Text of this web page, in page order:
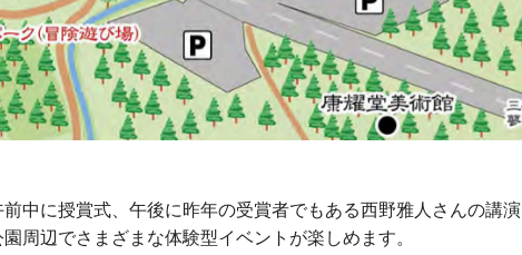
中に授賞式、午後に昨年の受賞者でもある西野雅人さんの講演
周辺でさまざまな体験型イベントが楽しめます。